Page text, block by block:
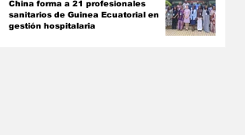
China forma a 21 profesionales
sanitarios de Guinea Ecuatorial en
gestión hospitalaria